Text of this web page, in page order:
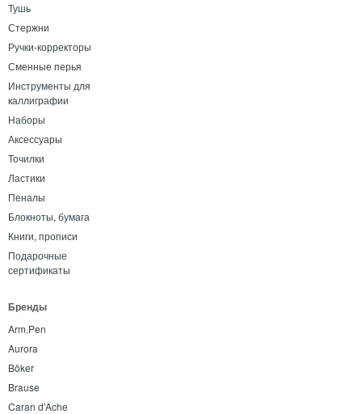
Тушь
Стержни
Ручки-корректоры
Сменные перья
Инструменты для
каллиграфии
Наборы
Аксессуары
Точилки
Ластики
Пеналы
Блокноты, бумага
Книги, прописи
Подарочные
сертификаты
Бренды
Arm.Pen
Aurora
Böker
Brause
Caran d’Ache